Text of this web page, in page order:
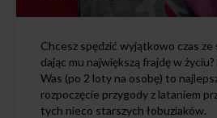
Chcesz spędzić wyjątkowo czas ze
dając mu największą frajdę w
Was (po 2 loty na osobę) to
rozpoczęcie przygody z lataniem
tych nieco starszych łobuziaków.